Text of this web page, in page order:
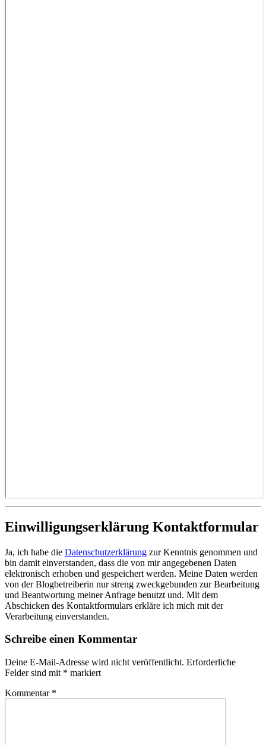
Einwilligungserklärung Kontaktformular
Ja, ich habe die Datenschutzerklärung zur Kenntnis genommen und
bin damit einverstanden, dass die von mir angegebenen Daten
elektronisch erhoben und gespeichert werden. Meine Daten werden
von der Blogbetreiberin nur streng zweckgebunden zur Bearbeitung
und Beantwortung meiner Anfrage benutzt und. Mit dem
Abschicken des Kontaktformulars erkläre ich mich mit der
Verarbeitung einverstanden.
Schreibe einen Kommentar
Deine E-Mail-Adresse wird nicht veröffentlicht. Erforderliche
Felder sind mit * markiert
Kommentar *